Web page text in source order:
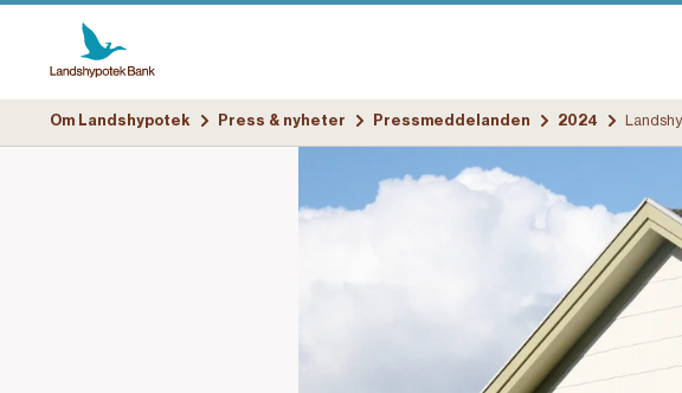
Om Landshypotek Press & nyheter Pressmeddelanden 2024